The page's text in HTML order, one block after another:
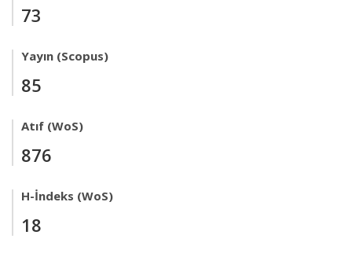
73
Yayın (Scopus)
85
Atıf (WoS)
876
H-İndeks (WoS)
18